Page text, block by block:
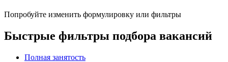
Попробуйте изменить формулировку или фильтры
Быстрые фильтры подбора вакансий
Полная занятость